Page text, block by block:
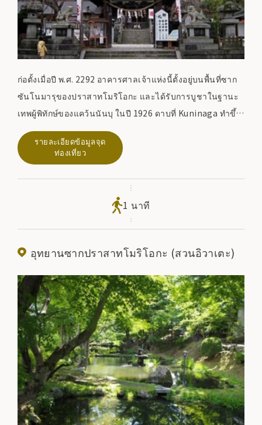
ก่อตั้งเมื่อปี พ.ศ. 2292 อาคารศาลเจ้าแห่งนี้ตั้งอยู่บนพื้นที่ซาก
ซันโนมารุของปราสาทโมริโอกะ และได้รับการบูชาในฐานะ
เทพผู้พิทักษ์ของแคว้นนันบุ ในปี 1926 ดาบที่ Kuninaga ทำขึ้น
ในสมัยนันโบคุโจตอนต้นได้รับการบริจาคให้กับศาลเจ้าซะ
กุระยามะโดยนันบุ ริจุน และถูกกำหนดให้เป็นทรัพย์สินทาง
วัฒนธรรมที่สำคัญของประเทศ เทศกาลประจำปีจัดขึ้นตั้งแต่
วันที่ 25 ถึง 27 พฤษภาคม และมีขบวนพาเหรดของนักรบและ
การถวายศิลปะการแสดงแบบดั้งเดิม
รายละเอียดข้อมูลจุด
ท่องเที่ยว
1 นาที
อุทยานซากปราสาทโมริโอกะ (สวนอิวาเตะ)